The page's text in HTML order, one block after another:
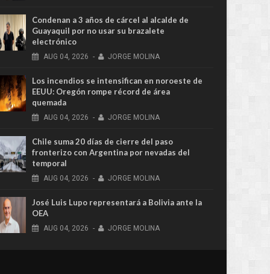
Condenan a 3 años de cárcel al alcalde de
Guayaquil por no usar su brazalete
electrónico
AUG 04, 2026 - JORGE MOLINA
Los incendios se intensifican en noroeste de
EEUU: Oregón rompe récord de área
quemada
AUG 04, 2026 - JORGE MOLINA
Chile suma 20 días de cierre del paso
fronterizo con Argentina por nevadas del
temporal
AUG 04, 2026 - JORGE MOLINA
José Luis Lupo representará a Bolivia ante la
OEA
AUG 04, 2026 - JORGE MOLINA